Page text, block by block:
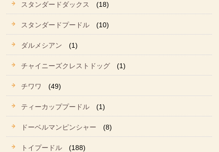
スタンダードダックス (18)
スタンダードプードル (10)
ダルメシアン (1)
チャイニーズクレストドッグ (1)
チワワ (49)
ティーカッププードル (1)
ドーベルマンピンシャー (8)
トイプードル (188)